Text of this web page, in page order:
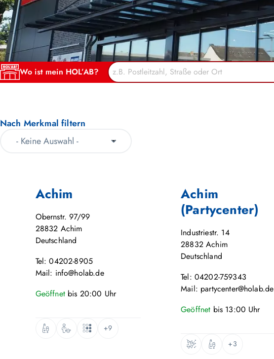
Wo ist mein HOL’AB?
Nach Merkmal filtern
Achim
Obernstr. 97/99
28832 Achim
Deutschland
Tel: 04202-8905
Mail: info@holab.de
Geöffnet bis 20:00 Uhr
+9
Achim
(Partycenter)
Industriestr. 14
28832 Achim
Deutschland
Tel: 04202-759343
Mail: partycenter@holab.de
Geöffnet bis 13:00 Uhr
+3